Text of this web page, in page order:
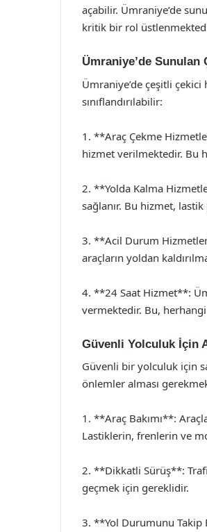
açabilir. Ümraniye’de
kritik bir rol
Ümraniye’de
Ümraniye’de çeşitli
sınıflandırılabilir:
1. **Araç Çekme
hizmet verilmektedir. Bu
2. **Yolda Kalma
sağlanır. Bu hizmet,
3. **Acil Durum
araçların yoldan
4. **24 Saat Hizmet**:
vermektedir. Bu, herhangi
Güvenli Yolculuk İçin
Güvenli bir yolculuk için
önlemler alması
1. **Araç Bakımı**:
Lastiklerin, frenlerin ve
2. **Dikkatli Sürüş**:
geçmek için gereklidir.
3. **Yol Durumunu Takip